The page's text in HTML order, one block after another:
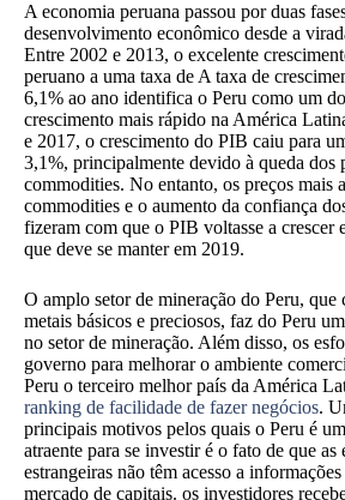
A economia peruana passou por duas
desenvolvimento econômico desde a
Entre 2002 e 2013, o excelente
peruano a uma taxa de A taxa de
6,1% ao ano identifica o Peru como um
crescimento mais rápido na América
e 2017, o crescimento do PIB caiu para
3,1%, principalmente devido à queda dos
commodities. No entanto, os preços mais
commodities e o aumento da confiança
fizeram com que o PIB voltasse a crescer
que deve se manter em 2019.
O amplo setor de mineração do Peru, que
metais básicos e preciosos, faz do Peru
no setor de mineração. Além disso, os
governo para melhorar o ambiente
Peru o terceiro melhor país da América
ranking de facilidade de fazer negócios.
principais motivos pelos quais o Peru é
atraente para se investir é o fato de que as
estrangeiras não têm acesso a
mercado de capitais. os investidores